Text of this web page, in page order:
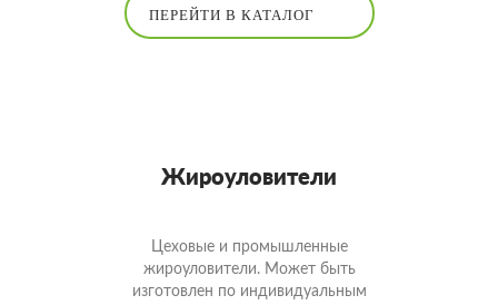
ПЕРЕЙТИ В КАТАЛОГ
Жироуловители
Цеховые и промышленные
жироуловители. Может быть
изготовлен по индивидуальным